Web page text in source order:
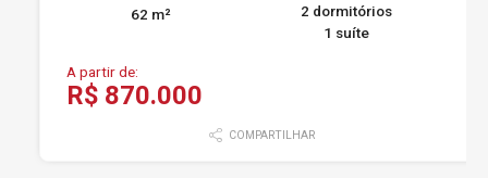
62 m²
2 dormitórios
1 suíte
A partir de:
R$ 870.000
COMPARTILHAR